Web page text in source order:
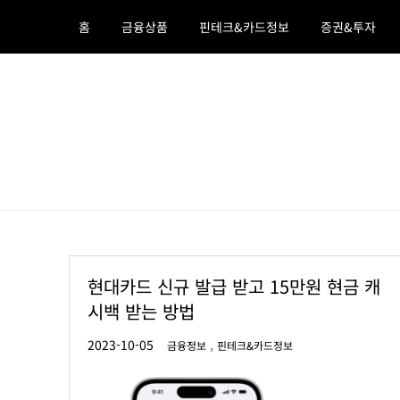
content
홈 금융상품 핀테크&카드정보 증권&투자
현대카드 신규 발급 받고 15만원 현금 캐
시백 받는 방법
금융정보 , 핀테크&카드정보